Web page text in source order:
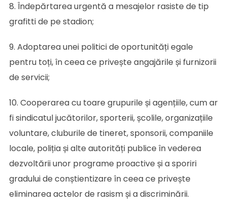
8. Îndepărtarea urgentă a mesajelor rasiste de tip
grafitti de pe stadion;
9. Adoptarea unei politici de oportunități egale
pentru toți, în ceea ce privește angajările și furnizorii
de servicii;
10. Cooperarea cu toare grupurile și agențiile, cum ar
fi sindicatul jucătorilor, sporterii, școlile, organizațiile
voluntare, cluburile de tineret, sponsorii, companiile
locale, poliția și alte autorități publice în vederea
dezvoltării unor programe proactive și a sporiri
gradului de conștientizare în ceea ce privește
eliminarea actelor de rasism și a discriminării.